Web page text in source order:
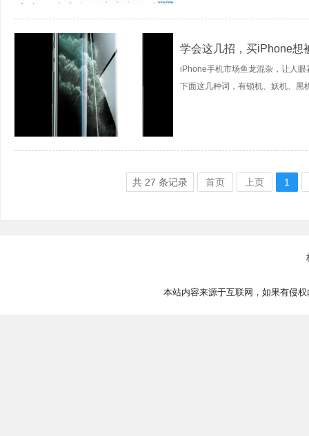
学会这几招，买iPhone想
iPhone手机市场鱼龙混杂，让人
下面这几种词，有锁机、妖机、黑
共27 条记录 首页 上页 1
本站内容来源于互联网，如果有侵